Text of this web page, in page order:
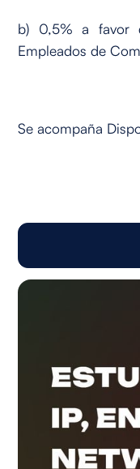
b) 0,5% a favor
Empleados de
Se acompaña